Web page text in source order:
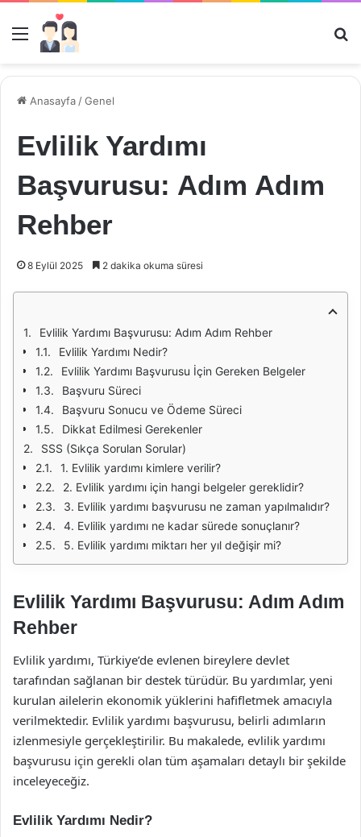
Menü
Anasayfa /Genel
Evlilik Yardımı
Başvurusu: Adım Adım
Rehber
8 Eylül 2025 2 dakika okuma süresi
Evlilik Yardımı Başvurusu: Adım Adım Rehber
Evlilik Yardımı Nedir?
Evlilik Yardımı Başvurusu İçin Gereken Belgeler
Başvuru Süreci
Başvuru Sonucu ve Ödeme Süreci
Dikkat Edilmesi Gerekenler
SSS (Sıkça Sorulan Sorular)
1. Evlilik yardımı kimlere verilir?
2. Evlilik yardımı için hangi belgeler gereklidir?
3. Evlilik yardımı başvurusu ne zaman yapılmalıdır?
4. Evlilik yardımı ne kadar sürede sonuçlanır?
5. Evlilik yardımı miktarı her yıl değişir mi?
Evlilik Yardımı Başvurusu: Adım Adım
Rehber
Evlilik yardımı, Türkiye’de evlenen bireylere devlet
tarafından sağlanan bir destek türüdür. Bu yardımlar, yeni
kurulan ailelerin ekonomik yüklerini hafifletmek amacıyla
verilmektedir. Evlilik yardımı başvurusu, belirli adımların
izlenmesiyle gerçekleştirilir. Bu makalede, evlilik yardımı
başvurusu için gerekli olan tüm aşamaları detaylı bir şekilde
inceleyeceğiz.
Evlilik Yardımı Nedir?